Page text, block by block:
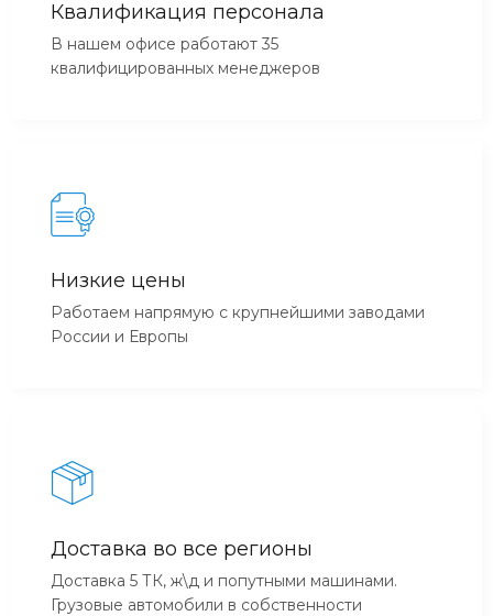
Квалификация персонала
В нашем офисе работают 35
квалифицированных менеджеров
Низкие цены
Работаем напрямую с крупнейшими заводами
России и Европы
Доставка во все регионы
Доставка 5 ТК, ж\д и попутными машинами.
Грузовые автомобили в собственности